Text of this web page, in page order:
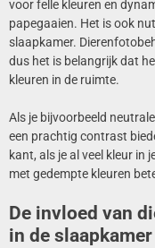
voor felle kleuren en
papegaaien. Het is ook
slaapkamer.
dus het is belangrijk dat
kleuren in de ruimte.
Als je bijvoorbeeld
een prachtig contrast
kant, als je al veel kleur in
met gedempte kleuren
De invloed van
in de slaapkamer